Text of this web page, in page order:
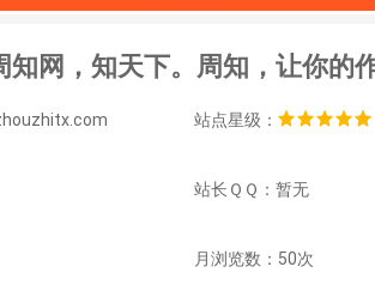
知网，知天下。周知，让你的
站点星级：
站长ＱＱ：暂无
月浏览数：50次